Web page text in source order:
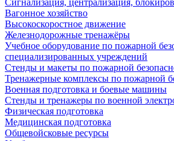
Сигнализация, централизация,
Вагонное хозяйство
Высокоскоростное движение
Железнодорожные тренажёры
Учебное оборудование по пожарной
специализированных учреждений
Стенды и макеты по пожарной
Тренажерные комплексы по пожарной
Военная подготовка и боевые машины
Стенды и тренажеры по военной
Физическая подготовка
Медицинская подготовка
Общевойсковые ресурсы